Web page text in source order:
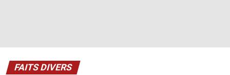
FAITS DIVERS